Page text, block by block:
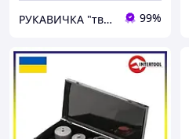
РУКАВИЧКА "твоя будівельна скарбничка" 99%